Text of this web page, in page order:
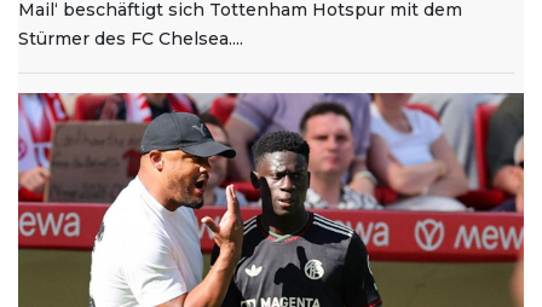
Mail‘ beschäftigt sich Tottenham Hotspur mit dem
Stürmer des FC Chelsea....